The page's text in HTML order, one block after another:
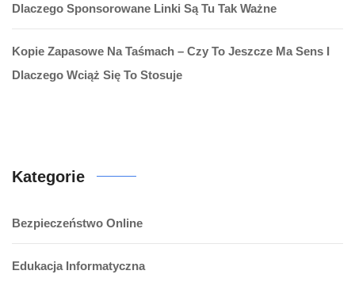
Dlaczego Sponsorowane Linki Są Tu Tak Ważne
Kopie Zapasowe Na Taśmach – Czy To Jeszcze Ma Sens I
Dlaczego Wciąż Się To Stosuje
Kategorie
Bezpieczeństwo Online
Edukacja Informatyczna